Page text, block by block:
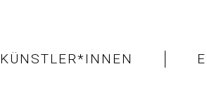
KÜNSTLER*INNEN